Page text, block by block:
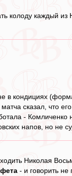
колоду каждый из
в кондициях
сказал, что
- Комличенко
напов, но не
Николая
- и говорить не